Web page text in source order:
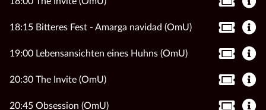
18:15 Bitteres Fest - Amarga navidad (OmU)
19:00 Lebensansichten eines Huhns (OmU)
20:30 The Invite (OmU)
20:45 Obsession (OmU)